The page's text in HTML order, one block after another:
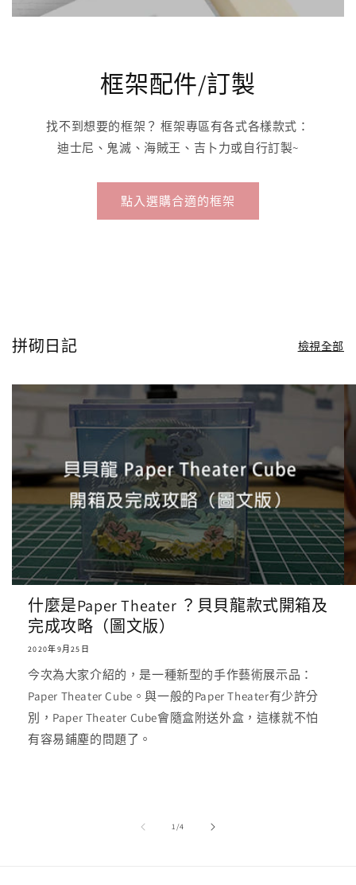
框架配件/訂製
找不到想要的框架？ 框架專區有各式各樣款式：
迪士尼、鬼滅、海賊王、吉卜力或自行訂製~
點入選購合適的框架
拼砌日記 檢視全部
什麼是Paper Theater ？貝貝龍款式開箱及
完成攻略（圖文版）
2020年9月25日
今次為大家介紹的，是一種新型的手作藝術展示品：
Paper Theater Cube。與一般的Paper Theater有少許分
別，Paper Theater Cube會隨盒附送外盒，這樣就不怕
有容易鋪塵的問題了。
1//4